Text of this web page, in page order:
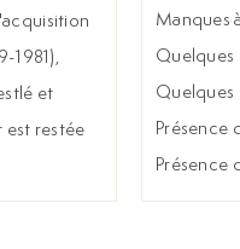
1981),
et
est restée
Manques
Quelques
Quelques
Présence
Présence